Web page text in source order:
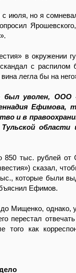
июля, но я
в окружении
с
легла бы на
уволен, ООО
Ефимова,
и в
тыс. рублей от
сказал,
которые были
Ефимов.
Мищенко, однако,
перестал
того как